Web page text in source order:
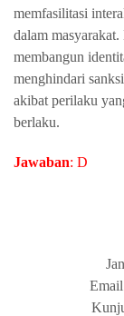
memfasilitasi
dalam
membangun
menghindari
akibat perilaku
berlaku.
Jawaban: D